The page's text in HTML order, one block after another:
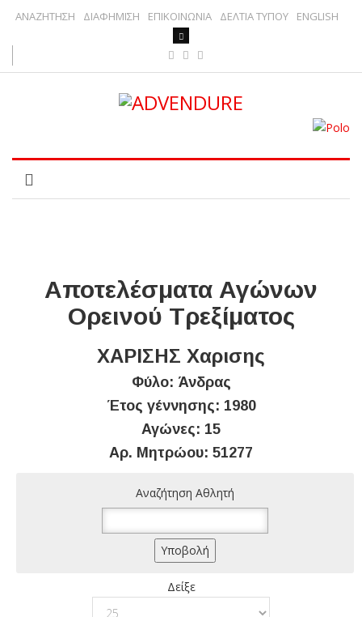
ΑΝΑΖΗΤΗΣΗ ΔΙΑΦΗΜΙΣΗ ΕΠΙΚΟΙΝΩΝΙΑ ΔΕΛΤΙΑ ΤΥΠΟΥ ENGLISH
Αποτελέσματα Αγώνων
Ορεινού Τρεξίματος
ΧΑΡΙΣΗΣ Χαρισης
Φύλο: Άνδρας
Έτος γέννησης: 1980
Αγώνες: 15
Αρ. Μητρώου: 51277
Αναζήτηση Αθλητή
Δείξε